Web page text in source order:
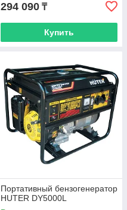
294 090 ₸
Купить
Портативный бензогенератор
HUTER DY5000L